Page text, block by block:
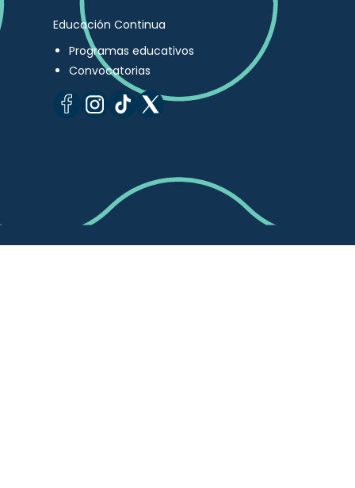
Educación Continua
Programas educativos
Convocatorias